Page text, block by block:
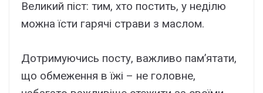
Великий піст: тим, хто постить, у неділю
можна їсти гарячі страви з маслом.
Дотримуючись посту, важливо пам’ятати,
що обмеження в їжі – не головне,